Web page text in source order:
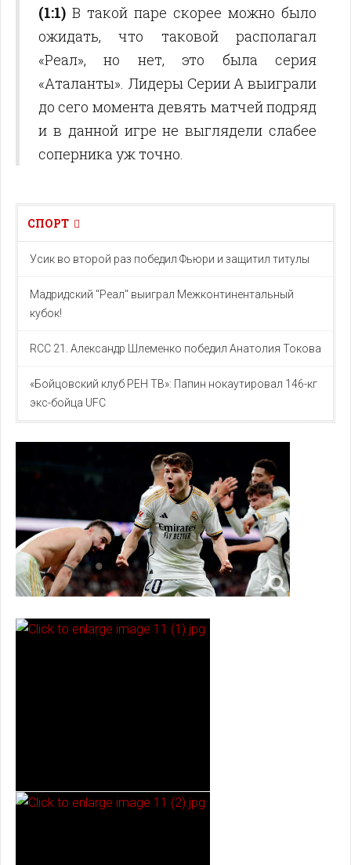
(1:1) В такой паре скорее можно было
ожидать, что таковой располагал
«Реал», но нет, это была серия
«Аталанты». Лидеры Серии А выиграли
до сего момента девять матчей подряд
и в данной игре не выглядели слабее
соперника уж точно.
СПОРТ
Усик во второй раз победил Фьюри и защитил титулы
Мадридский "Реал" выиграл Межконтинентальный
кубок!
RCC 21. Александр Шлеменко победил Анатолия Токова
«Бойцовский клуб РЕН ТВ»: Папин нокаутировал 146-кг
экс-бойца UFC